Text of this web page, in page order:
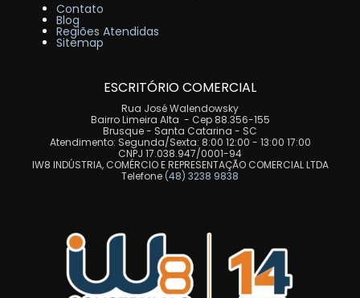
Contato
Blog
Regiões Atendidas
Sitemap
ESCRITÓRIO COMERCIAL
Rua José Walendowsky
Bairro Limeira Alta - Cep 88.356-155
Brusque - Santa Catarina - SC
Atendimento: Segunda/Sexta: 8:00 12:00 - 13:00 17:00
CNPJ 17.038.947/0001-94
IW8 INDÚSTRIA, COMÉRCIO E REPRESENTAÇÃO COMERCIAL LTDA
Telefone (48) 3238 9838